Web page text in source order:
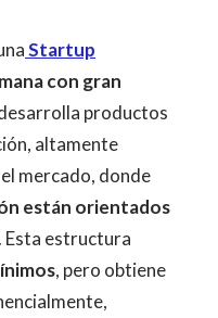
Startup
con gran
productos
altamente
mercado, donde
están orientados
Esta estructura
, pero obtiene